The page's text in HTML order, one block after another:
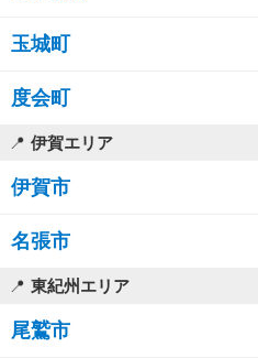
玉城町
度会町
伊賀エリア
伊賀市
名張市
東紀州エリア
尾鷲市